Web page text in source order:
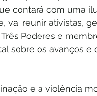
contará com uma
vai reunir ativistas,
Poderes e
sobre os avanços e
e a violência